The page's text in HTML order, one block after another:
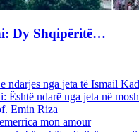
Dy Shqipëritë…
ndarjes nga jeta të Ismail
Është ndarë nga jeta në
Emin Riza
mon amour